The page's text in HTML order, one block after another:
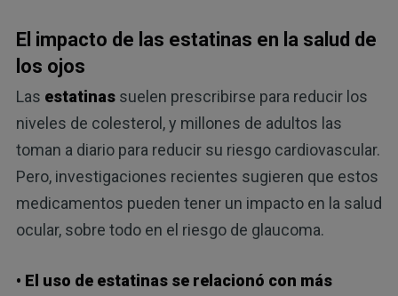
El impacto de las estatinas en la salud de
los ojos
Las estatinassuelen prescribirse para reducir los
niveles de colesterol, y millones de adultos las
toman a diario para reducir su riesgo cardiovascular.
Pero, investigaciones recientes sugieren que estos
medicamentos pueden tener un impacto en la salud
ocular, sobre todo en el riesgo de glaucoma.
• El uso de estatinas se relacionó con más